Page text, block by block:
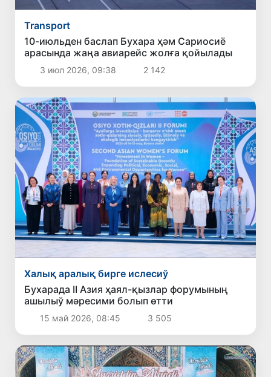
Transport
10-июльден баслап Бухара ҳәм Сариосиё
арасында жаңа авиарейс жолға қойылады
3 июл 2026, 09:38 2 142
Халық аралық бирге ислесиў
Бухарада II Азия ҳаял-қызлар форумының
ашылыў мәресими болып өтти
15 май 2026, 08:45 3 505